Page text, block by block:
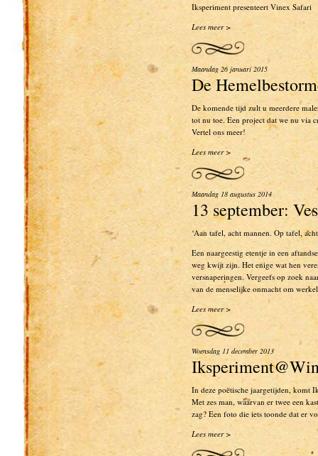
Iksperiment presenteert Vinex Safari
Lees meer >
Maandag 26 januari 2015
De
De komende tijd zult u meerdere
tot nu toe. Een project dat we nu via
Vertel ons meer!
Lees meer >
Maandag 18 augustus 2014
13 september:
‘Aan tafel, acht mannen. Op tafel,
Een naargeestig etentje in een
weg kwijt zijn. Het enige wat hen
versnaperingen. Vergeefs op zoek
van de menselijke onmacht om
Lees meer >
Woensdag 11 december 2013
In deze poëtische jaargetijden, komt
Met zes man, waarvan er twee een
zag? Een foto die iets toonde dat er
Lees meer >